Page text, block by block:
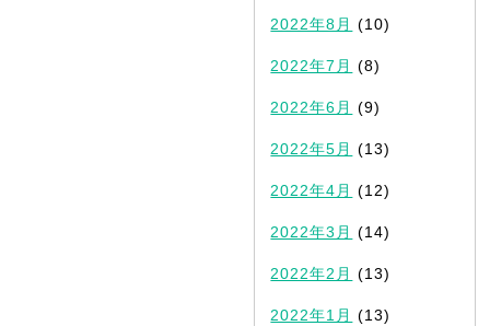
2022年8月 (10)
2022年7月 (8)
2022年6月 (9)
2022年5月 (13)
2022年4月 (12)
2022年3月 (14)
2022年2月 (13)
2022年1月 (13)